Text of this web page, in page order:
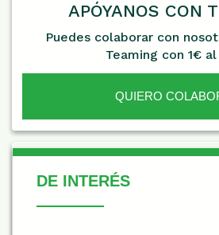
APÓYANOS CON
Puedes colaborar con
Teaming con 1€
QUIERO
De Interés
DE INTERÉS